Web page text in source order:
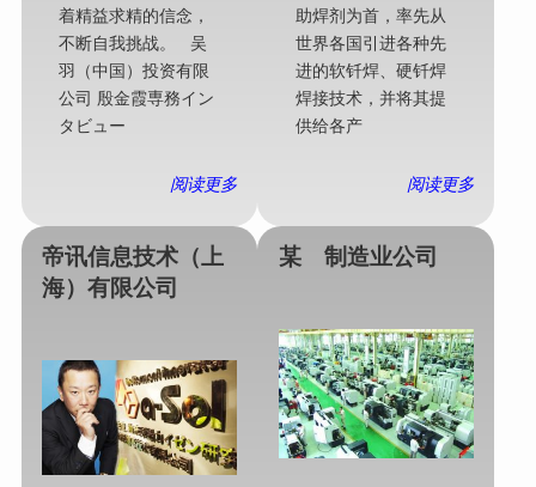
着精益求精的信念，
不断自我挑战。 吴
羽（中国）投资有限
公司 殷金霞専務イン
タビュー
阅读更多
助焊剂为首，率先从
世界各国引进各种先
进的软钎焊、硬钎焊
焊接技术，并将其提
供给各产
阅读更多
帝讯信息技术（上
海）有限公司
某 制造业公司